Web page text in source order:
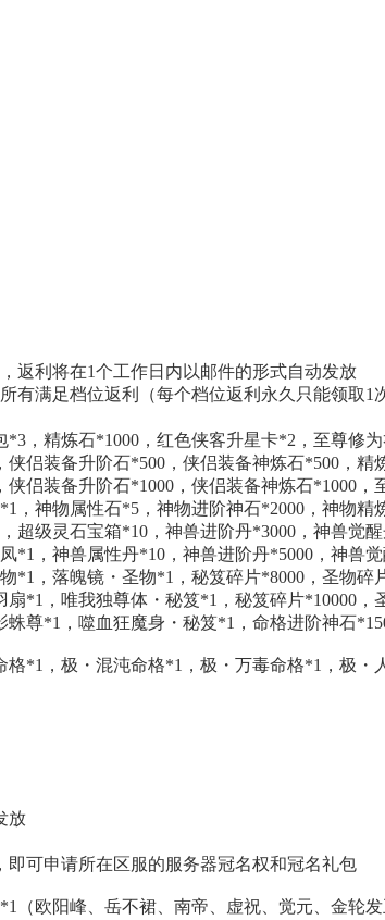
返利将在1个工作日内以邮件的形式自动发放
有满足档位返利（每个档位返利永久只能领取1
*3，精炼石*1000，红色侠客升星卡*2，至尊修为
侠侣装备升阶石*500，侠侣装备神炼石*500，精
侣装备升阶石*1000，侠侣装备神炼石*1000，
，神物属性石*5，神物进阶神石*2000，神物精
超级灵石宝箱*10，神兽进阶丹*3000，神兽觉
*1，神兽属性丹*10，神兽进阶丹*5000，神兽觉
*1，落魄镜・圣物*1，秘笈碎片*8000，圣物碎
*1，唯我独尊体・秘笈*1，秘笈碎片*10000，
尊*1，噬血狂魔身・秘笈*1，命格进阶神石
格*1，极・混沌命格*1，极・万毒命格*1，极・
放
即可申请所在区服的服务器冠名权和冠名礼包
（欧阳峰、岳不裙、南帝、虚祝、觉元、金轮发